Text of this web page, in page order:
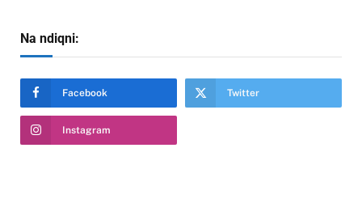
Na ndiqni:
Facebook Twitter
Instagram